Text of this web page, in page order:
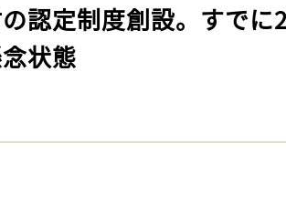
認定制度創設。すでに
状態